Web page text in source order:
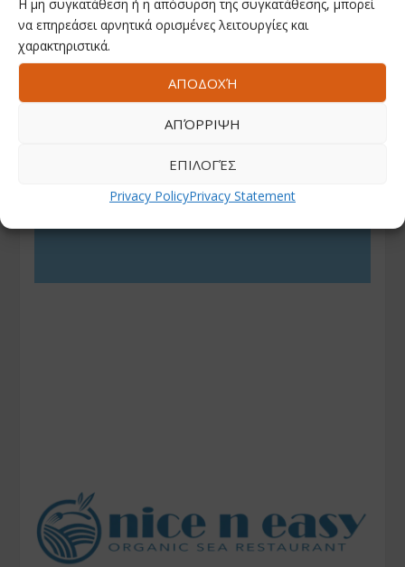
Η μη συγκατάθεση ή η απόσυρση της συγκατάθεσης, μπορεί
να επηρεάσει αρνητικά ορισμένες λειτουργίες και
χαρακτηριστικά.
ΑΠΟΔΟΧΉ
ΑΠΌΡΡΙΨΗ
ΕΠΙΛΟΓΈΣ
Privacy PolicyPrivacy Statement